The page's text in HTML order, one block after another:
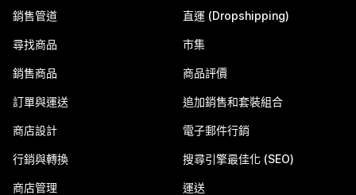
銷售管道
尋找商品
銷售商品
訂單與運送
商店設計
行銷與轉換
商店管理
直運 (Dropshipping)
市集
商品評價
追加銷售和套裝組合
電子郵件行銷
搜尋引擎最佳化 (SEO)
運送